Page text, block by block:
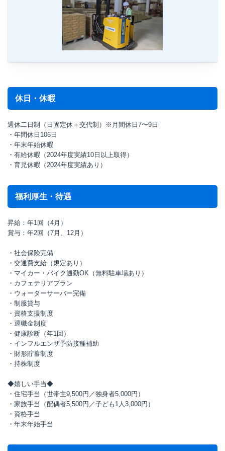
休日・休暇
週休二日制（日固定休＋交代制）※月間休日7〜9日
・年間休日106日
・年末年始休暇
・有給休暇（2024年度実績10日以上取得）
・育児休暇（2024年度実績あり）
福利厚生・待遇
昇給：年1回（4月）
賞与：年2回（7月、12月）
・社会保険完備
・交通費支給（規定あり）
・マイカー・バイク通勤OK（無料駐車場あり）
・カフェテリアプラン
・ウォーターサーバー完備
・制服貸与
・資格支援制度
・退職金制度
・健康診断（年1回）
・インフルエンザ予防接種補助
・財形貯蓄制度
・持株制度
◆嬉しい手当◆
・住宅手当（世帯主9,500円／独身者5,000円）
・家族手当（配偶者5,500円／子ども1人3,000円）
・資格手当
・年末年始手当